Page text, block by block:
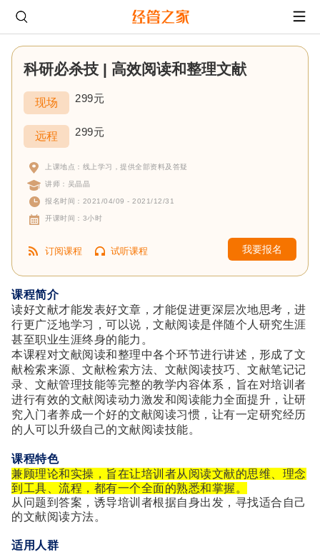
科研必杀技 | 高效阅读和整理文献
现场 299元
远程 299元
上课地点：线上学习，提供全部资料及答疑
讲师：吴晶晶
报名时间：2021/04/09 - 2021/12/31
开课时间：3小时
订阅课程 试听课程 我要报名
课程简介
读好文献才能发表好文章，才能促进更深层次地思考，进
行更广泛地学习，可以说，文献阅读是伴随个人研究生涯
甚至职业生涯终身的能力。
本课程对文献阅读和整理中各个环节进行讲述，形成了文
献检索来源、文献检索方法、文献阅读技巧、文献笔记记
录、文献管理技能等完整的教学内容体系，旨在对培训者
进行有效的文献阅读动力激发和阅读能力全面提升，让研
究入门者养成一个好的文献阅读习惯，让有一定研究经历
的人可以升级自己的文献阅读技能。
课程特色
兼顾理论和实操，旨在让培训者从阅读文献的思维、理念
到工具、流程，都有一个全面的熟悉和掌握。
从问题到答案，诱导培训者根据自身出发，寻找适合自己
的文献阅读方法。
适用人群